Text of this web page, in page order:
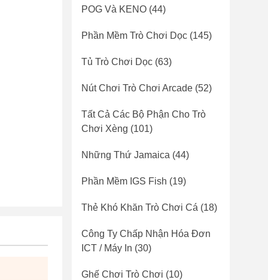
POG Và KENO (44)
Phần Mềm Trò Chơi Dọc (145)
Tủ Trò Chơi Dọc (63)
Nút Chơi Trò Chơi Arcade (52)
Tất Cả Các Bộ Phận Cho Trò
Chơi Xèng (101)
Những Thứ Jamaica (44)
Phần Mềm IGS Fish (19)
Thẻ Khó Khăn Trò Chơi Cá (18)
Công Ty Chấp Nhận Hóa Đơn
ICT / Máy In (30)
Ghế Chơi Trò Chơi (10)